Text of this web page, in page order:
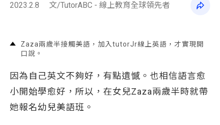
2023.2.8 文/TutorABC - 線上教育全球領先者
Zaza兩歲半接觸美語，加入tutorJr線上英語，才實現開
口說。
因為自己英文不夠好，有點遺憾。也相信語言愈
小開始學愈好，所以，在女兒Zaza兩歲半時就帶
她報名幼兒美語班。